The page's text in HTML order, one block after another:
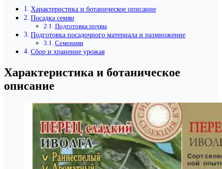
Характеристика и ботаническое описание
Посадка семян
Подготовка почвы
Подготовка посадочного материала и размножение
Семенами
Сбор и хранение урожая
Характеристика и ботаническое
описание